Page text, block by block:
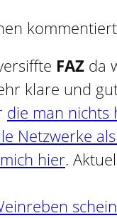
FAZ da
klare und
die man nichts
Netzwerke
hier.